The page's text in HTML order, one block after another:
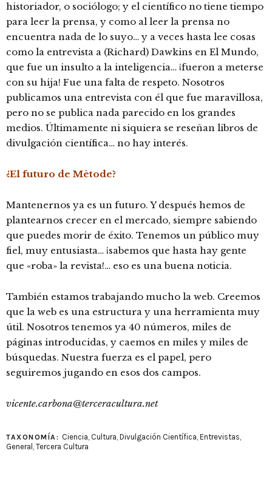
historiador, o sociólogo; y el científico no tiene tiempo
para leer la prensa, y como al leer la prensa no
encuentra nada de lo suyo… y a veces hasta lee cosas
como la entrevista a (Richard) Dawkins en El Mundo,
que fue un insulto a la inteligencia… ¡fueron a meterse
con su hija! Fue una falta de respeto. Nosotros
publicamos una entrevista con él que fue maravillosa,
pero no se publica nada parecido en los grandes
medios. Últimamente ni siquiera se reseñan libros de
divulgación científica… no hay interés.
¿El futuro de Mètode?
Mantenernos ya es un futuro. Y después hemos de
plantearnos crecer en el mercado, siempre sabiendo
que puedes morir de éxito. Tenemos un público muy
fiel, muy entusiasta… ¡sabemos que hasta hay gente
que «roba» la revista!… eso es una buena noticia.
También estamos trabajando mucho la web. Creemos
que la web es una estructura y una herramienta muy
útil. Nosotros tenemos ya 40 números, miles de
páginas introducidas, y caemos en miles y miles de
búsquedas. Nuestra fuerza es el papel, pero
seguiremos jugando en esos dos campos.
vicente.carbona@terceracultura.net
TAXONOMÍA: Ciencia, Cultura, Divulgación Científica, Entrevistas,
General , Tercera Cultura